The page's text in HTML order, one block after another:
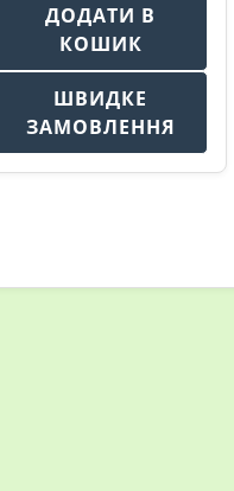
ДОДАТИ В
КОШИК
ШВИДКЕ
ЗАМОВЛЕННЯ